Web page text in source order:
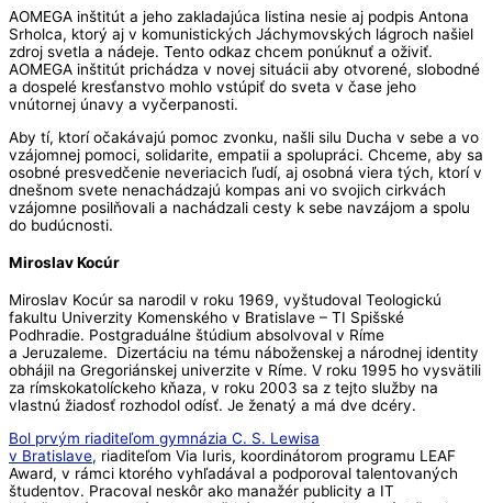
AOMEGA inštitút a jeho zakladajúca listina nesie aj podpis Antona
Srholca, ktorý aj v komunistických Jáchymovských lágroch našiel
zdroj svetla a nádeje. Tento odkaz chcem ponúknuť a oživiť.
AOMEGA inštitút prichádza v novej situácii aby otvorené, slobodné
a dospelé kresťanstvo mohlo vstúpiť do sveta v čase jeho
vnútornej únavy a vyčerpanosti.
Aby tí, ktorí očakávajú pomoc zvonku, našli silu Ducha v sebe a vo
vzájomnej pomoci, solidarite, empatii a spolupráci. Chceme, aby sa
osobné presvedčenie neveriacich ľudí, aj osobná viera tých, ktorí v
dnešnom svete nenachádzajú kompas ani vo svojich cirkvách
vzájomne posilňovali a nachádzali cesty k sebe navzájom a spolu
do budúcnosti.
Miroslav Kocúr
Miroslav Kocúr sa narodil v roku 1969, vyštudoval Teologickú
fakultu Univerzity Komenského v Bratislave – TI Spišské
Podhradie. Postgraduálne štúdium absolvoval v Ríme
a Jeruzaleme. Dizertáciu na tému náboženskej a národnej identity
obhájil na Gregoriánskej univerzite v Ríme. V roku 1995 ho vysvätili
za rímskokatolíckeho kňaza, v roku 2003 sa z tejto služby na
vlastnú žiadosť rozhodol odísť. Je ženatý a má dve dcéry.
Bol prvým riaditeľom gymnázia C. S. Lewisa
v Bratislave, riaditeľom Via Iuris, koordinátorom programu LEAF
Award, v rámci ktorého vyhľadával a podporoval talentovaných
študentov. Pracoval neskôr ako manažér publicity a IT